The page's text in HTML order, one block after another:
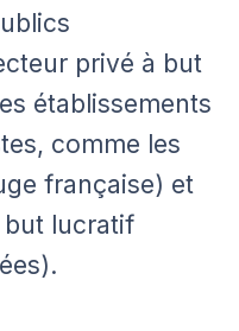
privé à but
établissements
comme les
française) et
but lucratif